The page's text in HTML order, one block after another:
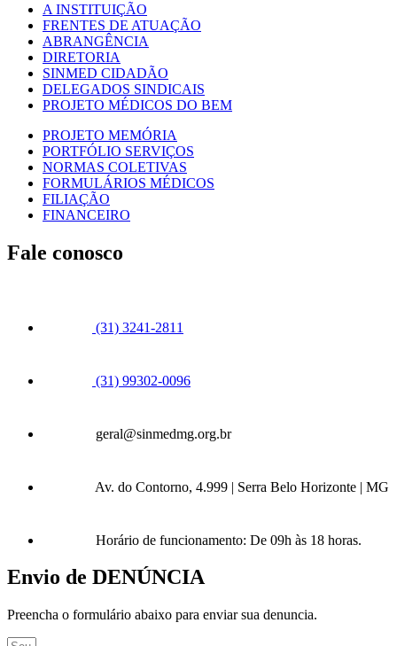
A INSTITUIÇÃO
FRENTES DE ATUAÇÃO
ABRANGÊNCIA
DIRETORIA
SINMED CIDADÃO
DELEGADOS SINDICAIS
PROJETO MÉDICOS DO BEM
PROJETO MEMÓRIA
PORTFÓLIO SERVIÇOS
NORMAS COLETIVAS
FORMULÁRIOS MÉDICOS
FILIAÇÃO
FINANCEIRO
Fale conosco
(31) 3241-2811
(31) 99302-0096
geral@sinmedmg.org.br
Av. do Contorno, 4.999 | Serra Belo Horizonte | MG
Horário de funcionamento: De 09h às 18 horas.
Envio de DENÚNCIA
Preencha o formulário abaixo para enviar sua denuncia.